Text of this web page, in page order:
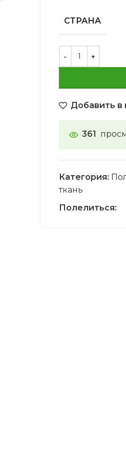
СТРАНА
Добавить в
361
Категория:
ткань
Полелиться: